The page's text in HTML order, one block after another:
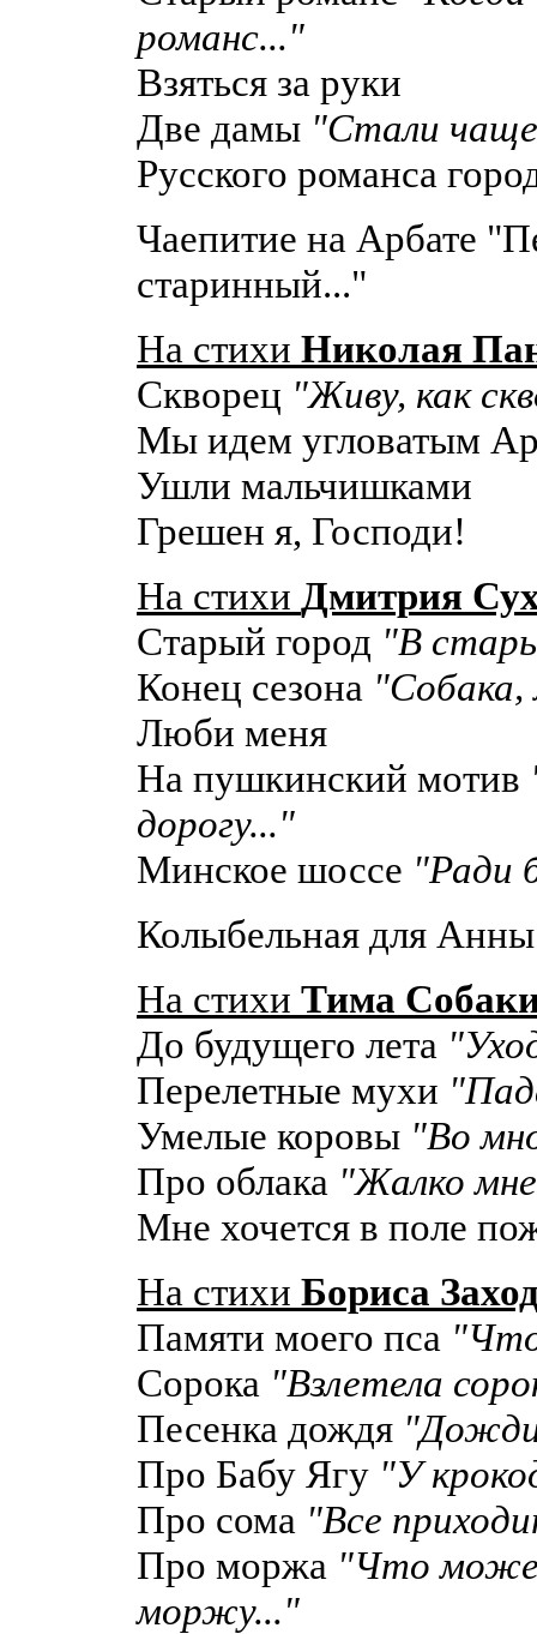
романс..."
Взяться за руки
Две дамы "Стали
Русского романса
Чаепитие на Арбате
старинный..."
На стихи Николая
Скворец "Живу, как
Мы идем угловатым
Ушли мальчишками
Грешен я, Господи!
На стихи Дмитрия
Старый город "В
Конец сезона
Люби меня
На пушкинский мотив
дорогу..."
Минское шоссе "Ради
Колыбельная для
На стихи Тима
До будущего лета
Перелетные мухи
Умелые коровы "Во
Про облака "Жалко
Мне хочется в поле
На стихи Бориса
Памяти моего пса
Сорока "Взлетела
Песенка дождя
Про Бабу Ягу "У
Про сома "Все
Про моржа "Что
моржу..."